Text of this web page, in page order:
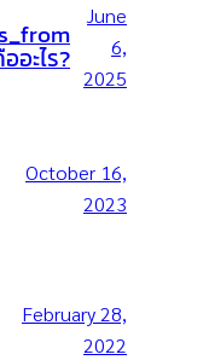
อะไร?
June
6,
2025
October 16,
2023
February 28,
2022